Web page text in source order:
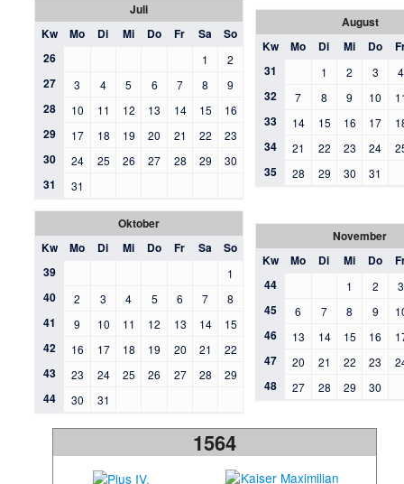
Juli
Kw
Mo Di Mi Do Fr Sa
So
26
1 2
27 3 4 5 6 7 8 9
28 10 11 12 13 14 15 16
29 17 18 19 20 21 22 23
30 24 25 26 27 28 29 30
31 31
August
Kw
Mo Di Mi Do
31
1 2 3 4
32 7 8 9 10
33 14 15 16 17
34 21 22 23 24
35 28 29 30 31
Oktober
Kw
Mo Di Mi Do Fr Sa
So
39
1
40 2 3 4 5 6 7 8
41 9 10 11 12 13 14 15
42 16 17 18 19 20 21 22
43 23 24 25 26 27 28 29
44 30 31
November
Kw
Mo Di Mi Do
44
1 2 3
45 6 7 8 9
46 13 14 15 16
47 20 21 22 23
48 27 28 29 30
1564